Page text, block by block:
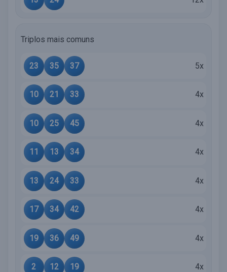
Triplos mais comuns
23 35 37 5x
10 21 33 4x
10 25 45 4x
11 13 34 4x
13 24 33 4x
17 34 42 4x
19 36 49 4x
2 12 19 4x